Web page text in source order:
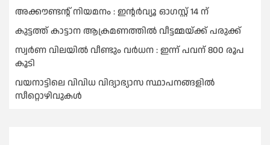
അക്കൗണ്ടന്റ് നിയമനം : ഇൻ്റർവ്യൂ ഓഗസ്റ്റ് 14 ന്
കുട്ടത്ത് കാട്ടാന ആക്രമണത്തിൽ വീട്ടമ്മയ്ക്ക് പരുക്ക്
സ്വർണ വിലയില്‍ വീണ്ടും വർധന : ഇന്ന് പവന് 800 രൂപ
കൂടി
വയനാട്ടിലെ വിവിധ വിദ്യാഭ്യാസ സ്ഥാപനങ്ങളിൽ
സീറ്റൊഴിവുകൾ